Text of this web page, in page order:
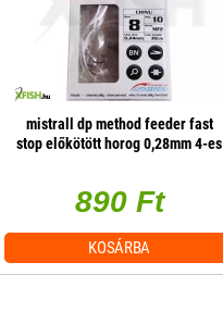
mistrall dp method feeder fast
stop előkötött horog 0,28mm 4-es
890 Ft
KOSÁRBA